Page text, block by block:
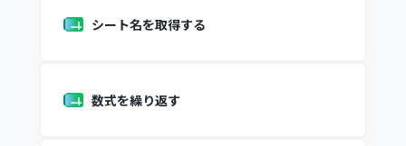
シート名を取得する
数式を繰り返す